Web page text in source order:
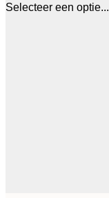
Selecteer een optie...